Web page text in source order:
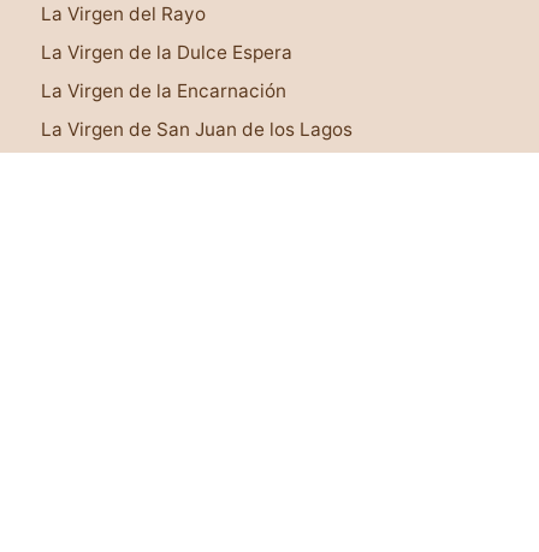
La Virgen del Rayo
La Virgen de la Dulce Espera
La Virgen de la Encarnación
La Virgen de San Juan de los Lagos
Leer más
¡Lo tengo!